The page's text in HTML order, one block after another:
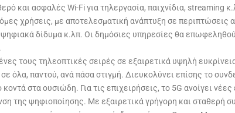
και ασφαλές Wi-Fi για τηλεργασία, παιχνίδια, streaming
χρήσεις, με αποτελεσματική ανάπτυξη σε
δίδυμα κ.λπ. Οι δημόσιες υπηρεσίες θα
τους τηλεοπτικές σειρές σε εξαιρετικά υψηλή
όλα, παντού, ανά πάσα στιγμή. Διευκολύνει επίσης το
στα ουσιώδη. Για τις επιχειρήσεις, το 5G ανοίγει
ψηφιοποίησης. Με εξαιρετικά γρήγορη και σταθερή